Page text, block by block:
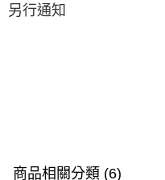
另行通知
商品相關分類 (6)